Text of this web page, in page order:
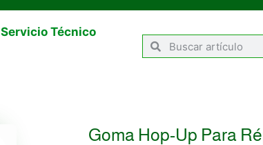
Servicio Técnico
Goma Hop-Up Para